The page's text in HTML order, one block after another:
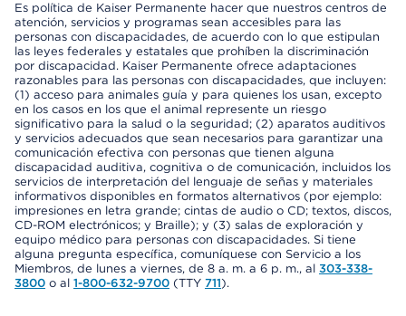
Es política de Kaiser Permanente hacer que nuestros centros de
atención, servicios y programas sean accesibles para las
personas con discapacidades, de acuerdo con lo que estipulan
las leyes federales y estatales que prohíben la discriminación
por discapacidad. Kaiser Permanente ofrece adaptaciones
razonables para las personas con discapacidades, que incluyen:
(1) acceso para animales guía y para quienes los usan, excepto
en los casos en los que el animal represente un riesgo
significativo para la salud o la seguridad; (2) aparatos auditivos
y servicios adecuados que sean necesarios para garantizar una
comunicación efectiva con personas que tienen alguna
discapacidad auditiva, cognitiva o de comunicación, incluidos los
servicios de interpretación del lenguaje de señas y materiales
informativos disponibles en formatos alternativos (por ejemplo:
impresiones en letra grande; cintas de audio o CD; textos, discos,
CD-ROM electrónicos; y Braille); y (3) salas de exploración y
equipo médico para personas con discapacidades. Si tiene
alguna pregunta específica, comuníquese con Servicio a los
Miembros, de lunes a viernes, de 8 a. m. a 6 p. m., al 303-338-
3800 o al 1-800-632-9700 (TTY 711).